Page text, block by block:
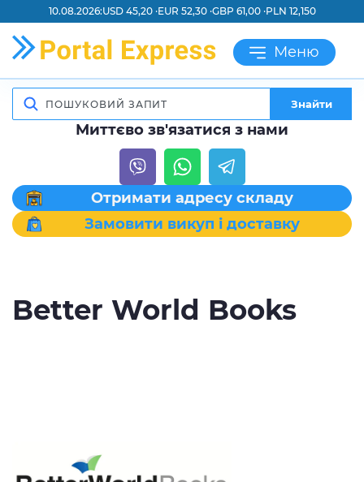
10.08.2026:USD 45,20 ·EUR 52,30 ·GBP 61,00 ·PLN 12,150
Меню
Знайти
Миттєво зв'язатися з нами
Отримати адресу складу
Замовити викуп і доставку
Better World Books